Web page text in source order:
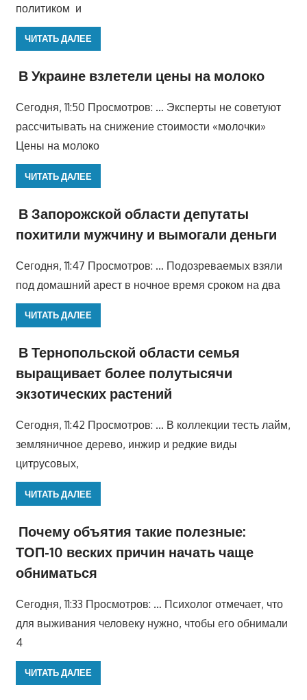
политиком и
ЧИТАТЬ ДАЛЕЕ
В Украине взлетели цены на молоко
Сегодня, 11:50 Просмотров: … Эксперты не советуют
рассчитывать на снижение стоимости «молочки»
Цены на молоко
ЧИТАТЬ ДАЛЕЕ
В Запорожской области депутаты
похитили мужчину и вымогали деньги
Сегодня, 11:47 Просмотров: … Подозреваемых взяли
под домашний арест в ночное время сроком на два
ЧИТАТЬ ДАЛЕЕ
В Тернопольской области семья
выращивает более полутысячи
экзотических растений
Сегодня, 11:42 Просмотров: … В коллекции тесть лайм,
земляничное дерево, инжир и редкие виды
цитрусовых,
ЧИТАТЬ ДАЛЕЕ
Почему объятия такие полезные:
ТОП-10 веских причин начать чаще
обниматься
Сегодня, 11:33 Просмотров: … Психолог отмечает, что
для выживания человеку нужно, чтобы его обнимали
4
ЧИТАТЬ ДАЛЕЕ